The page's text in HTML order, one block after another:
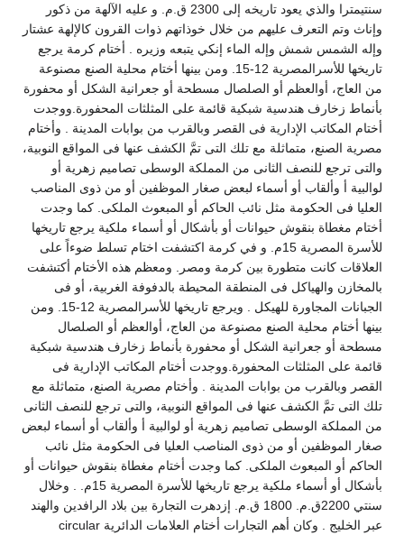
سنتيمترا والذي يعود تاريخه إلى 2300 ق.م. و عليه الآلهة من ذكور
وإناث وتم التعرف عليهم من خلال خوذاتهم ذوات القرون كالإلهة عشتار
وإله الشمس شمش وإله الماء إنكي يتبعه وزيره . أختام كرمة يرجع
تاريخها للأسرالمصرية 12-15. ومن بينها أختام محلية الصنع مصنوعة
من العاج، أوالعظم أو الصلصال مسطحة أو جعرانية الشكل أو محفورة
بأنماط زخارف هندسية شبكية قائمة على المثلثات المحفورة.ووجدت
أختام المكاتب الإدارية فى القصر وبالقرب من بوابات المدينة . وأختام
مصرية الصنع، متماثلة مع تلك التى تمَّ الكشف عنها فى المواقع النوبية،
والتى ترجع للنصف الثانى من المملكة الوسطى تصاميم زهرية أو
لوالبية أ وألقاب أو أسماء لبعض صغار الموظفين أو من ذوى المناصب
العليا فى الحكومة مثل نائب الحاكم أو المبعوث الملكى. كما وجدت
أختام مغطاة بنقوش حيوانات أو بأشكال أو أسماء ملكية يرجع تاريخها
للأسرة المصرية 15م. و في كرمة اكتشفت اختام تسلط ضوءاً على
العلاقات كانت متطورة بين كرمة ومصر. ومعظم هذه الأختام أكتشفت
بالمخازن والهياكل فى المنطقة المحيطة بالدفوفة الغربية، أو فى
الجبانات المجاورة للهيكل . ويرجع تاريخها للأسرالمصرية 12-15. ومن
بينها أختام محلية الصنع مصنوعة من العاج، أوالعظم أو الصلصال
مسطحة أو جعرانية الشكل أو محفورة بأنماط زخارف هندسية شبكية
قائمة على المثلثات المحفورة.ووجدت أختام المكاتب الإدارية فى
القصر وبالقرب من بوابات المدينة . وأختام مصرية الصنع، متماثلة مع
تلك التى تمَّ الكشف عنها فى المواقع النوبية، والتى ترجع للنصف الثانى
من المملكة الوسطى تصاميم زهرية أو لوالبية أ وألقاب أو أسماء لبعض
صغار الموظفين أو من ذوى المناصب العليا فى الحكومة مثل نائب
الحاكم أو المبعوث الملكى. كما وجدت أختام مغطاة بنقوش حيوانات أو
بأشكال أو أسماء ملكية يرجع تاريخها للأسرة المصرية 15م. . وخلال
سنتي 2200ق.م. 1800 ق.م. إزدهرت التجارة بين بلاد الرافدين والهند
عبر الخليج . وكان أهم التجارات أختام العلامات الدائرية circular